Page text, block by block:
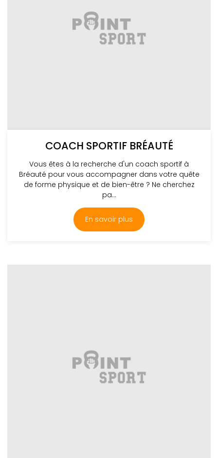
COACH SPORTIF BRÉAUTÉ
Vous êtes à la recherche d'un coach sportif à
Bréauté pour vous accompagner dans votre quête
de forme physique et de bien-être ? Ne cherchez
pa...
En savoir plus